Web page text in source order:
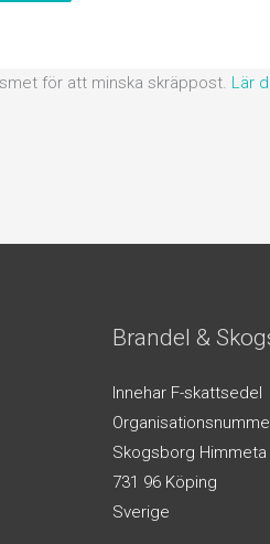
för att minska skräppost. Lär
Brandel &
Innehar F-skattsedel
Skogsborg Himmeta
731 96 Köping
Sverige